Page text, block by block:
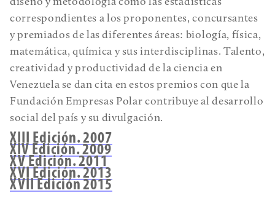
correspondientes a los proponentes, concursantes
y premiados de las diferentes áreas: biología, física,
matemática, química y sus interdisciplinas. Talento,
creatividad y productividad de la ciencia en
Venezuela se dan cita en estos premios con que la
Fundación Empresas Polar contribuye al desarrollo
social del país y su divulgación.
XIII Edición. 2007
XIV Edición. 2009
XV Edición. 2011
XVI Edición. 2013
XVII Edición 2015